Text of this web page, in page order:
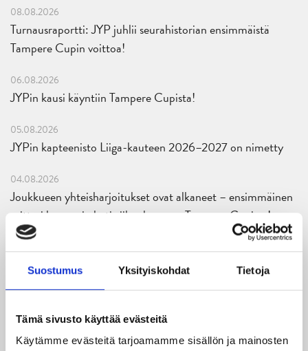
Suostumus Yksityiskohdat Tietoja
Tämä sivusto käyttää evästeitä
Käytämme evästeitä tarjoamamme sisällön ja mainosten
08.08.2026
Turnausraportti: JYP juhlii seurahistorian ensimmäistä
Tampere Cupin voittoa!
06.08.2026
JYPin kausi käyntiin Tampere Cupista!
05.08.2026
JYPin kapteenisto Liiga-kauteen 2026–2027 on nimetty
04.08.2026
Joukkueen yhteisharjoitukset ovat alkaneet – ensimmäinen
mittari luvassa jo heti viikonloppuna Tampere Cupissa!
JYPin harjoitusottelut tulevalle 2026-2027 kaudelle on
27.07.2026
Ruotsalaishyökkääjä Arvid Costmar JYPiin